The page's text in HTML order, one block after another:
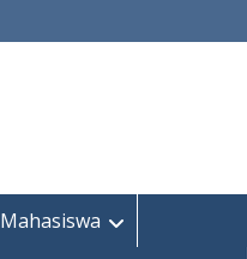
Mahasiswa